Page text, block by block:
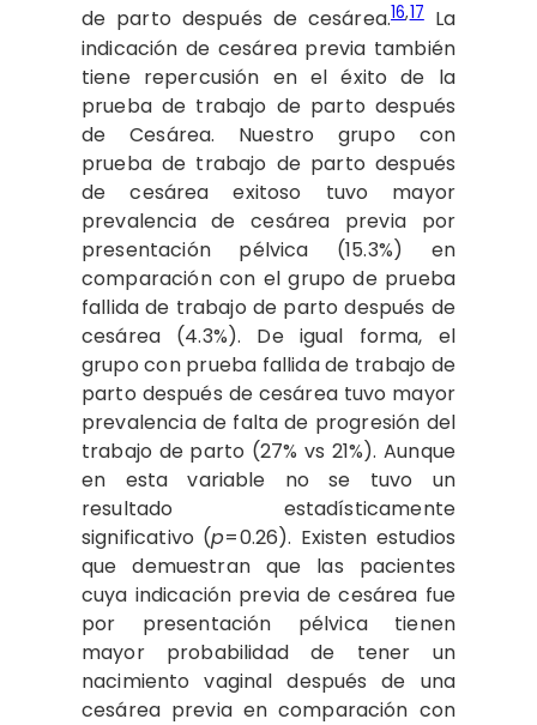
de parto después de cesárea.16,17La
indicación de cesárea previa también
tiene repercusión en el éxito de la
prueba de trabajo de parto después
de Cesárea. Nuestro grupo con
prueba de trabajo de parto después
de cesárea exitoso tuvo mayor
prevalencia de cesárea previa por
presentación pélvica (15.3%) en
comparación con el grupo de prueba
fallida de trabajo de parto después de
cesárea (4.3%). De igual forma, el
grupo con prueba fallida de trabajo de
parto después de cesárea tuvo mayor
prevalencia de falta de progresión del
trabajo de parto (27% vs 21%). Aunque
en esta variable no se tuvo un
resultado estadísticamente
significativo (p=0.26). Existen estudios
que demuestran que las pacientes
cuya indicación previa de cesárea fue
por presentación pélvica tienen
mayor probabilidad de tener un
nacimiento vaginal después de una
cesárea previa en comparación con